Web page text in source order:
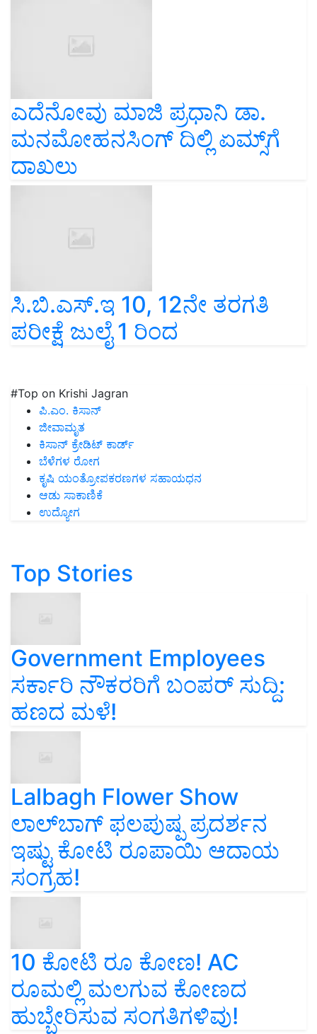
ಎದೆನೋವು ಮಾಜಿ ಪ್ರಧಾನಿ ಡಾ.
ಮನಮೋಹನಸಿಂಗ್ ದಿಲ್ಲಿ ಏಮ್ಸ್‌ಗೆ
ದಾಖಲು
ಸಿ.ಬಿ.ಎಸ್.ಇ 10, 12ನೇ ತರಗತಿ
ಪರೀಕ್ಷೆ ಜುಲೈ 1 ರಿಂದ
#Top on Krishi Jagran
ಪಿ.ಎಂ. ಕಿಸಾನ್
ಜೀವಾಮೃತ
ಕಿಸಾನ್ ಕ್ರೇಡಿಟ್ ಕಾರ್ಡ್
ಬೆಳೆಗಳ ರೋಗ
ಕೃಷಿ ಯಂತ್ರೋಪಕರಣಗಳ ಸಹಾಯಧನ
ಆಡು ಸಾಕಾಣಿಕೆ
ಉದ್ಯೋಗ
Top Stories
Government Employees
ಸರ್ಕಾರಿ ನೌಕರರಿಗೆ ಬಂಪರ್‌ ಸುದ್ದಿ:
ಹಣದ ಮಳೆ!
Lalbagh Flower Show
ಲಾಲ್‌ಬಾಗ್ ಫಲಪುಷ್ಪ ಪ್ರದರ್ಶನ
ಇಷ್ಟು ಕೋಟಿ ರೂಪಾಯಿ ಆದಾಯ
ಸಂಗ್ರಹ!
10 ಕೋಟಿ ರೂ ಕೋಣ! AC
ರೂಮಲ್ಲಿ ಮಲಗುವ ಕೋಣದ
ಹುಬ್ಬೇರಿಸುವ ಸಂಗತಿಗಳಿವು!